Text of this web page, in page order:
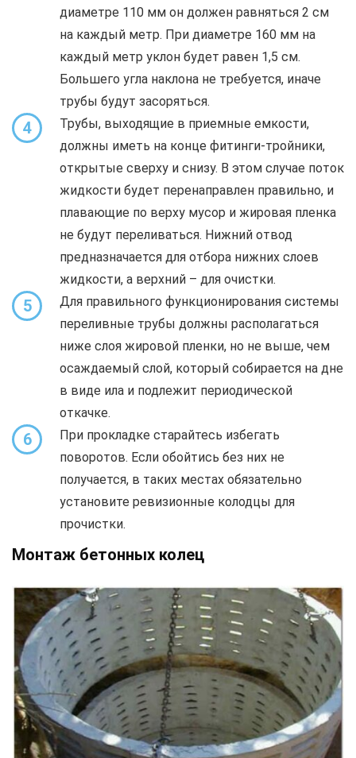
диаметре 110 мм он должен равняться 2 см
на каждый метр. При диаметре 160 мм на
каждый метр уклон будет равен 1,5 см.
Большего угла наклона не требуется, иначе
трубы будут засоряться.
4
Трубы, выходящие в приемные емкости,
должны иметь на конце фитинги-тройники,
открытые сверху и снизу. В этом случае поток
жидкости будет перенаправлен правильно, и
плавающие по верху мусор и жировая пленка
не будут переливаться. Нижний отвод
предназначается для отбора нижних слоев
жидкости, а верхний – для очистки.
5
Для правильного функционирования системы
переливные трубы должны располагаться
ниже слоя жировой пленки, но не выше, чем
осаждаемый слой, который собирается на дне
в виде ила и подлежит периодической
откачке.
6
При прокладке старайтесь избегать
поворотов. Если обойтись без них не
получается, в таких местах обязательно
установите ревизионные колодцы для
прочистки.
Монтаж бетонных колец